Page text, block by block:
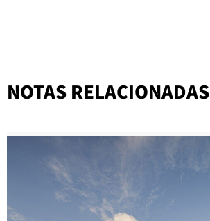
NOTAS RELACIONADAS